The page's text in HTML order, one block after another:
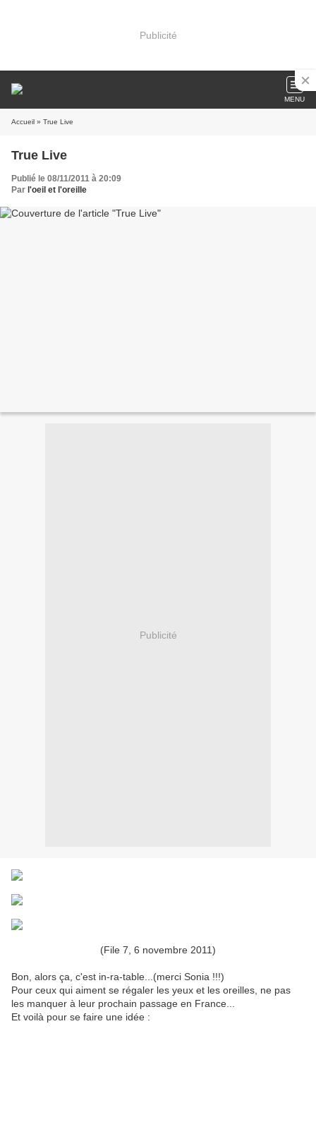
Publicité
MENU
Accueil » True Live
True Live
Publié le 08/11/2011 à 20:09
Par l'oeil et l'oreille
Publicité
(File 7, 6 novembre 2011)
Bon, alors ça, c'est in-ra-table...(merci Sonia !!!)
Pour ceux qui aiment se régaler les yeux et les oreilles, ne pas
les manquer à leur prochain passage en France...
Et voilà pour se faire une idée :